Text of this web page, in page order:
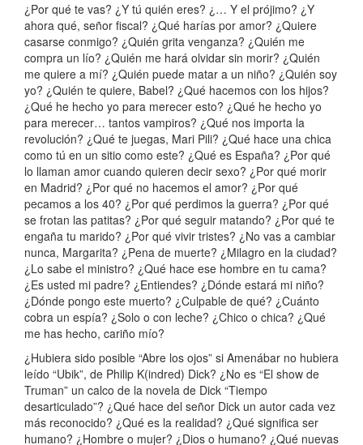
¿Por qué te vas? ¿Y tú quién eres? ¿… Y el prójimo? ¿Y
ahora qué, señor fiscal? ¿Qué harías por amor? ¿Quiere
casarse conmigo? ¿Quién grita venganza? ¿Quién me
compra un lío? ¿Quién me hará olvidar sin morir? ¿Quién
me quiere a mí? ¿Quién puede matar a un niño? ¿Quién soy
yo? ¿Quién te quiere, Babel? ¿Qué hacemos con los hijos?
¿Qué he hecho yo para merecer esto? ¿Qué he hecho yo
para merecer… tantos vampiros? ¿Qué nos importa la
revolución? ¿Qué te juegas, Mari Pili? ¿Qué hace una chica
como tú en un sitio como este? ¿Qué es España? ¿Por qué
lo llaman amor cuando quieren decir sexo? ¿Por qué morir
en Madrid? ¿Por qué no hacemos el amor? ¿Por qué
pecamos a los 40? ¿Por qué perdimos la guerra? ¿Por qué
se frotan las patitas? ¿Por qué seguir matando? ¿Por qué te
engaña tu marido? ¿Por qué vivir tristes? ¿No vas a cambiar
nunca, Margarita? ¿Pena de muerte? ¿Milagro en la ciudad?
¿Lo sabe el ministro? ¿Qué hace ese hombre en tu cama?
¿Es usted mi padre? ¿Entiendes? ¿Dónde estará mi niño?
¿Dónde pongo este muerto? ¿Culpable de qué? ¿Cuánto
cobra un espía? ¿Solo o con leche? ¿Chico o chica? ¿Qué
me has hecho, cariño mío?
¿Hubiera sido posible “Abre los ojos” si Amenábar no hubiera
leído “Ubik”, de Philip K(indred) Dick? ¿No es “El show de
Truman” un calco de la novela de Dick “Tiempo
desarticulado”? ¿Qué hace del señor Dick un autor cada vez
más reconocido? ¿Qué es la realidad? ¿Qué significa ser
humano? ¿Hombre o mujer? ¿Dios o humano? ¿Qué nuevas